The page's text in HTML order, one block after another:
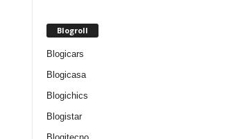
Blogroll
Blogicars
Blogicasa
Blogichics
Blogistar